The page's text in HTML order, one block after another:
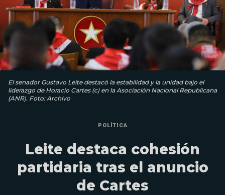
El senador Gustavo Leite destacó la estabilidad y la unidad bajo el
liderazgo de Horacio Cartes (c) en la Asociación Nacional Republicana
(ANR). Foto: Archivo
POLÍTICA
Leite destaca cohesión
partidaria tras el anuncio
de Cartes